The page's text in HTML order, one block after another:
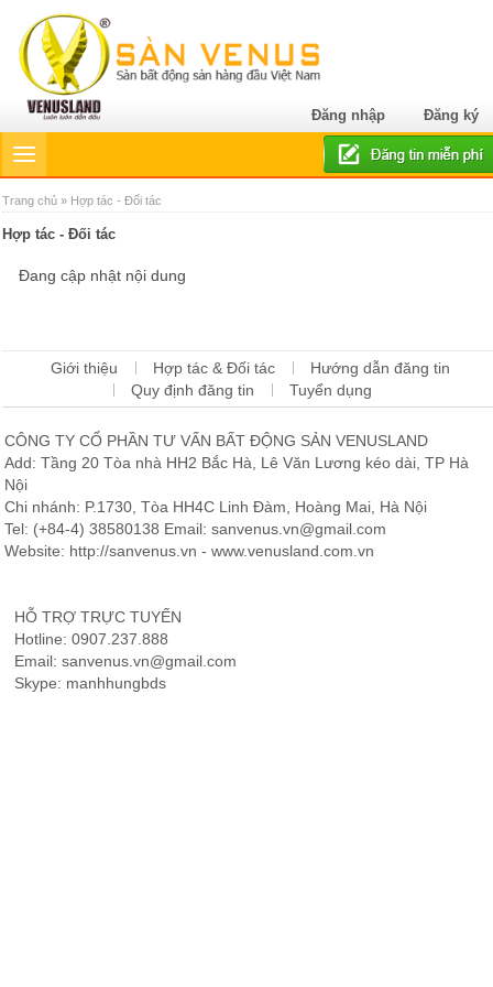
Đăng nhập Đăng ký
Trang chủ » Hợp tác - Đối tác
Hợp tác - Đối tác
Đang cập nhật nội dung
Giới thiệu Hợp tác & Đối tác
Hướng dẫn đăng tin
Quy định đăng tin
Tuyển dụng
CÔNG TY CỔ PHẦN TƯ VẤN BẤT ĐỘNG SẢN VENUSLAND
Add: Tầng 20 Tòa nhà HH2 Bắc Hà, Lê Văn Lương kéo dài, TP Hà
Nội
Chi nhánh: P.1730, Tòa HH4C Linh Đàm, Hoàng Mai, Hà Nội
Tel: (+84-4) 38580138 Email: sanvenus.vn@gmail.com
Website: http://sanvenus.vn - www.venusland.com.vn
HỖ TRỢ TRỰC TUYẾN
Hotline: 0907.237.888
Email: sanvenus.vn@gmail.com
Skype: manhhungbds